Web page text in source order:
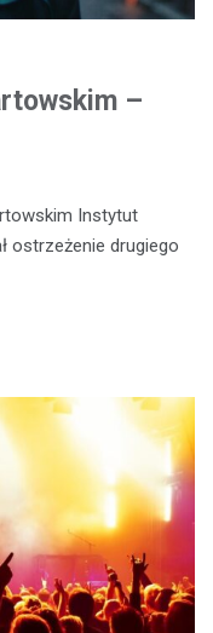
–
Instytut
ostrzeżenie drugiego